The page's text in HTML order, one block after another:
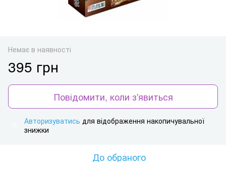
Немає в наявності
395 грн
Повідомити, коли з'явиться
Авторизуватись для відображення накопичувальної
знижки
До обраного